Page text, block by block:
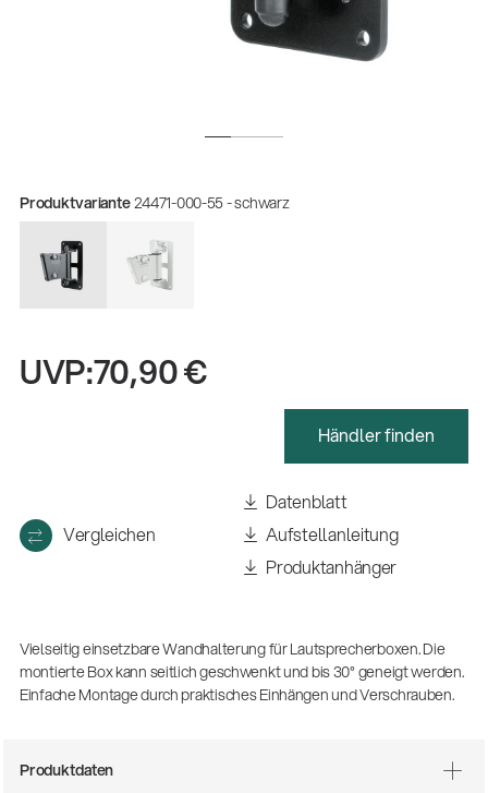
13860-200-25
Mit dabei, wenn Fußballgeschichte
geschrieben wird: Mikrofonieren am
Fachkraft für Metalltechnik Ausbildung
(m/w/d)
Gesamtkatalog 2026
(E-Paper)
Produktvariante24471-000-55 - schwarz
UVP:70,90 €
Händler finden
Vergleichen
Datenblatt
Aufstellanleitung
Produktanhänger
Vielseitig einsetzbare Wandhalterung für Lautsprecherboxen. Die
montierte Box kann seitlich geschwenkt und bis 30° geneigt werden.
Einfache Montage durch praktisches Einhängen und Verschrauben.
Produktdaten